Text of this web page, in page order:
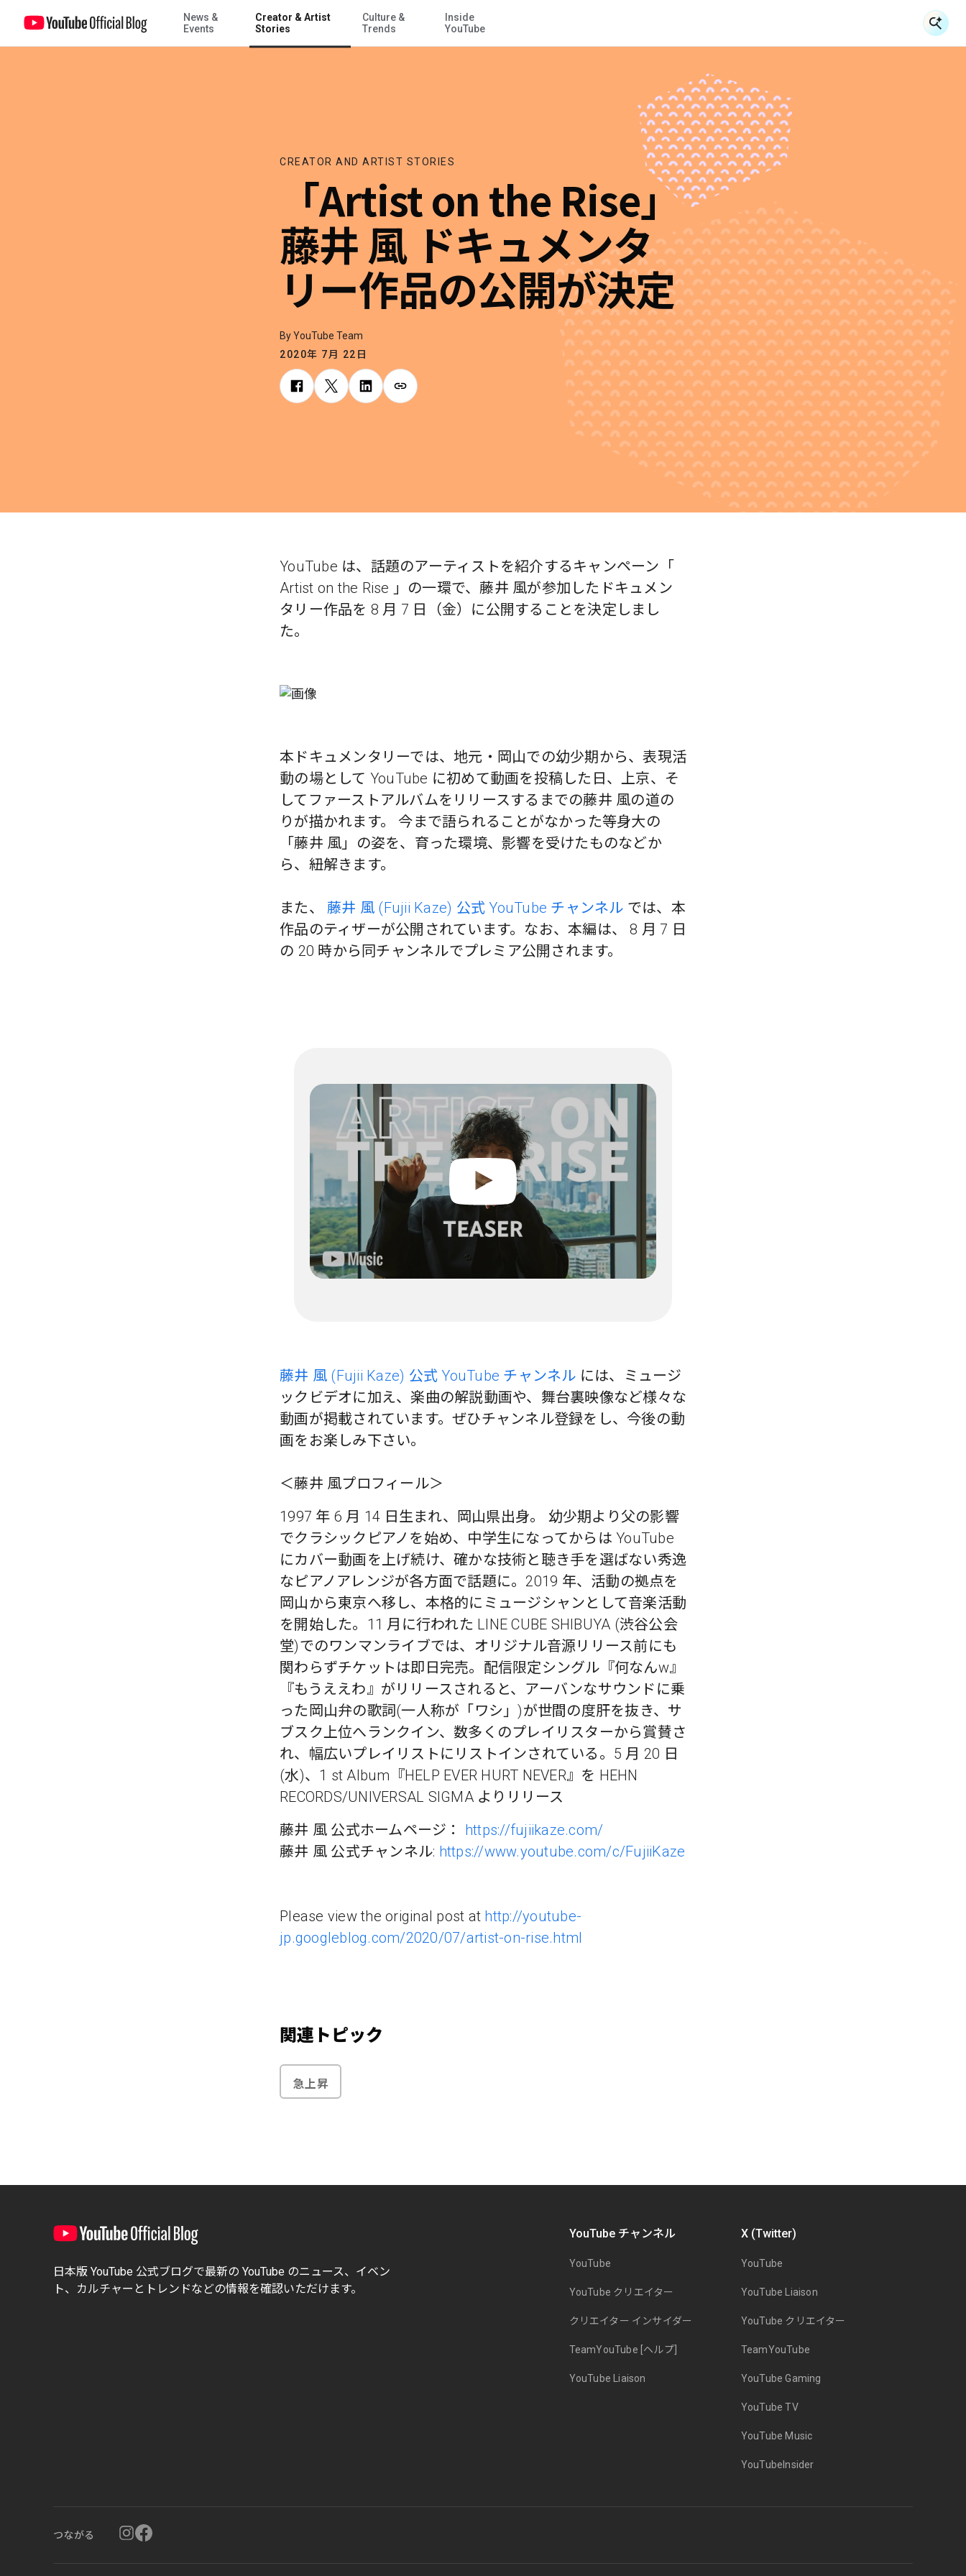
メイン コンテンツにスキップ
News &
Events
Creator & Artist
Stories
Culture &
Trends
Inside
YouTube
検
「Artist on the Rise」藤井 風 ドキュメンタリー作品の公開が決定
CREATOR AND ARTIST STORIES
「Artist on the Rise」
藤井 風 ドキュメンタ
リー作品の公開が決定
By YouTube Team
2020年 7月 22日
YouTube は、話題のアーティストを紹介するキャンペーン「
Artist on the Rise 」の一環で、藤井 風が参加したドキュメン
タリー作品を 8 月 7 日（金）に公開することを決定しまし
た。
本ドキュメンタリーでは、地元・岡山での幼少期から、表現活
動の場として YouTube に初めて動画を投稿した日、上京、そ
してファーストアルバムをリリースするまでの藤井 風の道の
りが描かれます。 今まで語られることがなかった等身大の
「藤井 風」の姿を、育った環境、影響を受けたものなどか
ら、紐解きます。
また、 藤井 風 (Fujii Kaze) 公式 YouTube チャンネル では、本
作品のティザーが公開されています。なお、本編は、 8 月 7 日
の 20 時から同チャンネルでプレミア公開されます。
藤井 風 (Fujii Kaze) 公式 YouTube チャンネル には、ミュージ
ックビデオに加え、楽曲の解説動画や、舞台裏映像など様々な
動画が掲載されています。ぜひチャンネル登録をし、今後の動
画をお楽しみ下さい。
＜藤井 風プロフィール＞
1997 年 6 月 14 日生まれ、岡山県出身。 幼少期より父の影響
でクラシックピアノを始め、中学生になってからは YouTube
にカバー動画を上げ続け、確かな技術と聴き手を選ばない秀逸
なピアノアレンジが各方面で話題に。2019 年、活動の拠点を
岡山から東京へ移し、本格的にミュージシャンとして音楽活動
を開始した。11 月に行われた LINE CUBE SHIBUYA (渋谷公会
堂)でのワンマンライブでは、オリジナル音源リリース前にも
関わらずチケットは即日完売。配信限定シングル『何なんw』
『もうええわ』がリリースされると、アーバンなサウンドに乗
った岡山弁の歌詞(一人称が「ワシ」)が世間の度肝を抜き、サ
ブスク上位へランクイン、数多くのプレイリスターから賞賛さ
れ、幅広いプレイリストにリストインされている。5 月 20 日
(水)、1 st Album『HELP EVER HURT NEVER』を HEHN
RECORDS/UNIVERSAL SIGMA よりリリース
藤井 風 公式ホームページ： https://fujiikaze.com/
藤井 風 公式チャンネル: https://www.youtube.com/c/FujiiKaze
Please view the original post at http://youtube-
jp.googleblog.com/2020/07/artist-on-rise.html
関連トピック
急上昇
日本版 YouTube 公式ブログで最新の YouTube のニュース、イベン
ト、カルチャーとトレンドなどの情報を確認いただけます。
YouTube チャンネル
YouTube
YouTube クリエイター
クリエイター インサイダー
TeamYouTube [ヘルプ]
YouTube Liaison
X (Twitter)
YouTube
YouTube Liaison
YouTube クリエイター
TeamYouTube
YouTube Gaming
YouTube TV
YouTube Music
YouTubeInsider
つながる